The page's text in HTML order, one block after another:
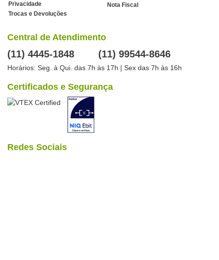
Privacidade
Trocas e Devoluções
Nota Fiscal
Central de Atendimento
(11) 4445-1848 (11) 99544-8646
Horários: Seg. à Qui. das 7h às 17h | Sex das 7h às 16h
Certificados e Segurança
Redes Sociais